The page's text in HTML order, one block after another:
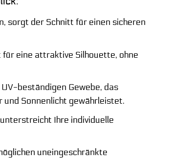
sorgt der Schnitt für einen sicheren
eine attraktive Silhouette, ohne
beständigen Gewebe, das
und Sonnenlicht gewährleistet.
Ihre individuelle
uneingeschränkte